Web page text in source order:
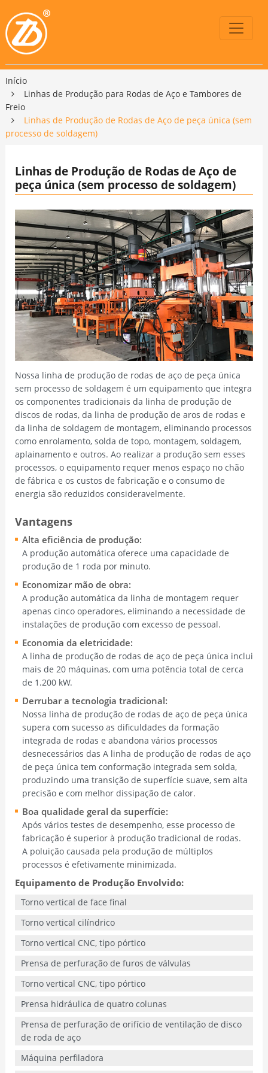
Início
Linhas de Produção para Rodas de Aço e Tambores de
Freio
Linhas de Produção de Rodas de Aço de peça única (sem
processo de soldagem)
Linhas de Produção de Rodas de Aço de
peça única (sem processo de soldagem)
Nossa linha de produção de rodas de aço de peça única
sem processo de soldagem é um equipamento que integra
os componentes tradicionais da linha de produção de
discos de rodas, da linha de produção de aros de rodas e
da linha de soldagem de montagem, eliminando processos
como enrolamento, solda de topo, montagem, soldagem,
aplainamento e outros. Ao realizar a produção sem esses
processos, o equipamento requer menos espaço no chão
de fábrica e os custos de fabricação e o consumo de
energia são reduzidos consideravelmente.
Vantagens
Alta eficiência de produção:
A produção automática oferece uma capacidade de
produção de 1 roda por minuto.
Economizar mão de obra:
A produção automática da linha de montagem requer
apenas cinco operadores, eliminando a necessidade de
instalações de produção com excesso de pessoal.
Economia da eletricidade:
A linha de produção de rodas de aço de peça única inclui
mais de 20 máquinas, com uma potência total de cerca
de 1.200 kW.
Derrubar a tecnologia tradicional:
Nossa linha de produção de rodas de aço de peça única
supera com sucesso as dificuldades da formação
integrada de rodas e abandona vários processos
desnecessários das A linha de produção de rodas de aço
de peça única tem conformação integrada sem solda,
produzindo uma transição de superfície suave, sem alta
precisão e com melhor dissipação de calor.
Boa qualidade geral da superfície:
Após vários testes de desempenho, esse processo de
fabricação é superior à produção tradicional de rodas.
A poluição causada pela produção de múltiplos
processos é efetivamente minimizada.
Equipamento de Produção Envolvido:
Torno vertical de face final
Torno vertical cilíndrico
Torno vertical CNC, tipo pórtico
Prensa de perfuração de furos de válvulas
Torno vertical CNC, tipo pórtico
Prensa hidráulica de quatro colunas
Prensa de perfuração de orifício de ventilação de disco
de roda de aço
Máquina perfiladora